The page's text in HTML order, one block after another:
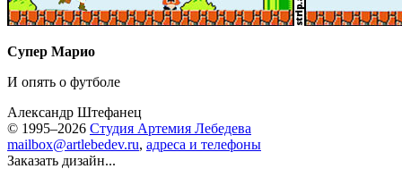
Супер Марио
И опять о футболе
Александр Штефанец
© 1995–2026 Студия Артемия Лебедева
mailbox@artlebedev.ru, адреса и телефоны
Заказать дизайн...